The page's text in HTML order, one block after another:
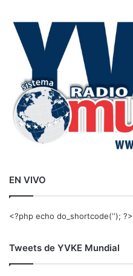
EN VIVO
<?php echo do_shortcode(‘‘); ?>
Tweets de YVKE Mundial